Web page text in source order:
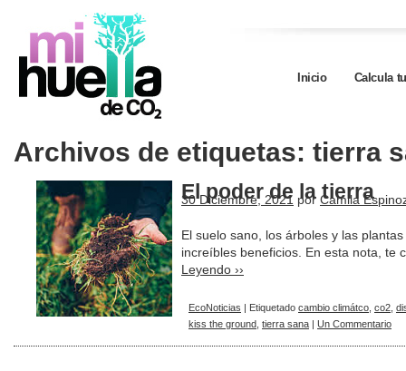
Inicio Calcula
Archivos de etiquetas: tierra
El poder de la tierra
30 Diciembre, 2021 por Camila
El suelo sano, los árboles y las
increíbles beneficios. En esta nota,
Leyendo ››
EcoNoticias | Etiquetado cambio climátco co2
kiss the ground tierra sana | Un Commentario